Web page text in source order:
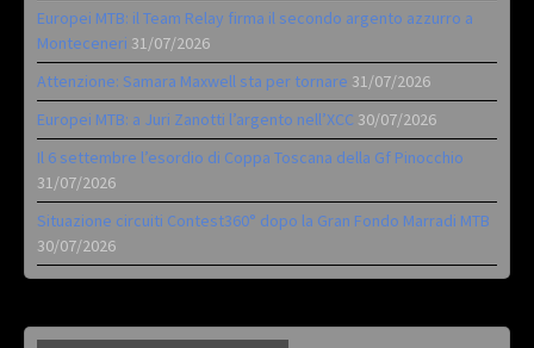
Europei MTB: il Team Relay firma il secondo argento azzurro a
Monteceneri 31/07/2026
Attenzione: Samara Maxwell sta per tornare 31/07/2026
Europei MTB: a Juri Zanotti l’argento nell’XCC 30/07/2026
Il 6 settembre l’esordio di Coppa Toscana della Gf Pinocchio
31/07/2026
Situazione circuiti Contest360° dopo la Gran Fondo Marradi MTB
30/07/2026